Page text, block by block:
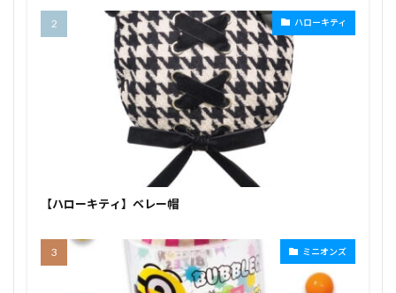
ハローキティ
【ハローキティ】ベレー帽
ミニオンズ